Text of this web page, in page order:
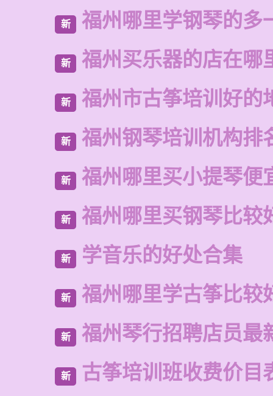
新 福州哪里学钢琴的多
新 福州买乐器的店在哪
新 福州市古筝培训好的
新 福州钢琴培训机构排
新 福州哪里买小提琴便
新 福州哪里买钢琴比较
新 学音乐的好处合集
新 福州哪里学古筝比较
新 福州琴行招聘店员最
新 古筝培训班收费价目